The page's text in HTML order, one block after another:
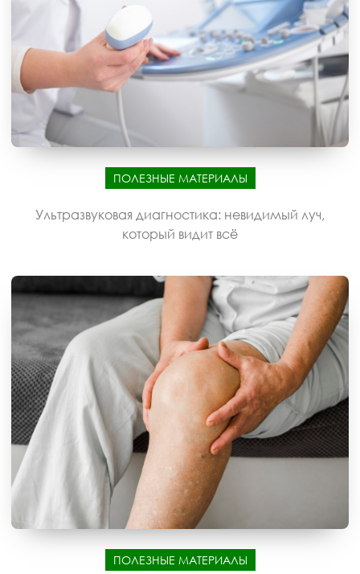
ПОЛЕЗНЫЕ МАТЕРИАЛЫ
Ультразвуковая диагностика: невидимый луч,
который видит всё
ПОЛЕЗНЫЕ МАТЕРИАЛЫ